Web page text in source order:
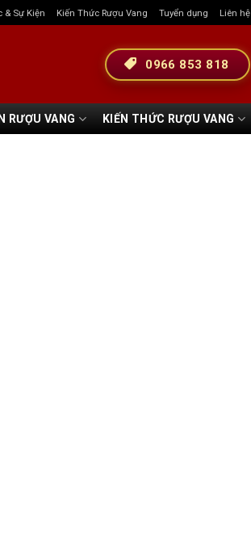
& Sự Kiện Kiến Thức Rượu Vang Tuyển dụng Liên hệ
0966 853 818
RƯỢU VANG KIẾN THỨC RƯỢU VANG